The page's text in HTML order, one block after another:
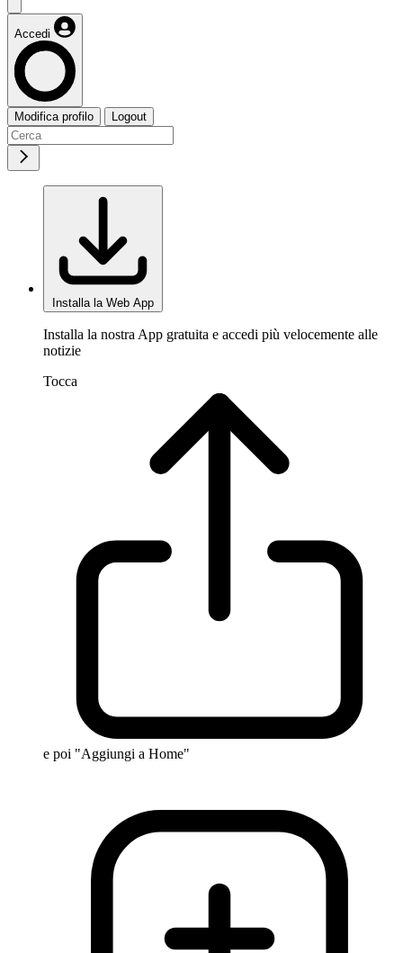
Accedi
Modifica profilo Logout
Installa la Web App
Installa la nostra App gratuita e accedi più velocemente alle
notizie
Tocca
e poi "Aggiungi a Home"